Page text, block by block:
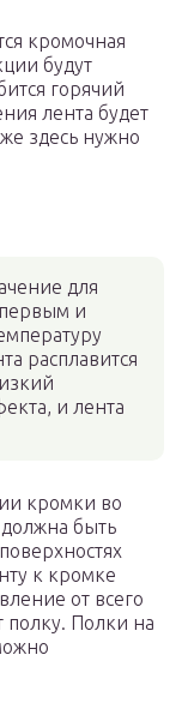
кромочная
будут
горячий
лента будет
здесь нужно
для
и
расплавится
и лента
кромки во
быть
к кромке
от всего
полку. Полки на